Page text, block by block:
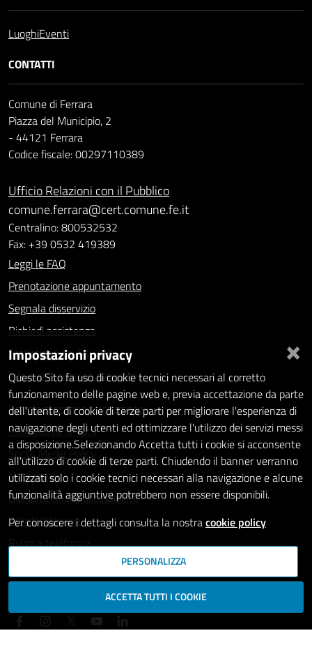
LuoghiEventi
CONTATTI
Comune di Ferrara
Piazza del Municipio, 2
- 44121 Ferrara
Codice fiscale: 00297110389
Ufficio Relazioni con il Pubblico
comune.ferrara@cert.comune.fe.it
Centralino: 800532532
Fax: +39 0532 419389
Leggi le FAQ
Prenotazione appuntamento
Segnala disservizio
Richiedi assistenza
Statistiche dei Siti web
Intranet - accesso riservato
Amministrazione trasparente
Informativa privacy
Social Media Policy
Note legali
Dichiarazione di accessibilità
Whistleblowing
Rubrica telefonica
SEGUICI SU
×
Impostazioni privacy
Questo Sito fa uso di cookie tecnici necessari al corretto
funzionamento delle pagine web e, previa accettazione da parte
dell'utente, di cookie di terze parti per migliorare l'esperienza di
navigazione degli utenti ed ottimizzare l'utilizzo dei servizi messi
a disposizione.Selezionando Accetta tutti i cookie si acconsente
all'utilizzo di cookie di terze parti. Chiudendo il banner verranno
utilizzati solo i cookie tecnici necessari alla navigazione e alcune
funzionalità aggiuntive potrebbero non essere disponibili.
Per conoscere i dettagli consulta la nostracookie policy
PERSONALIZZA
ACCETTA TUTTI I COOKIE